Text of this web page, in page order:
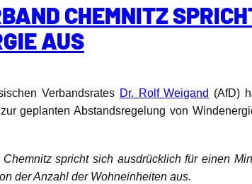
CHEMNITZ
AUS
Verbandsrates Dr. Rolf Weigand (AfD)
geplanten Abstandsregelung von
spricht sich ausdrücklich für einen
der Anzahl der Wohneinheiten aus.